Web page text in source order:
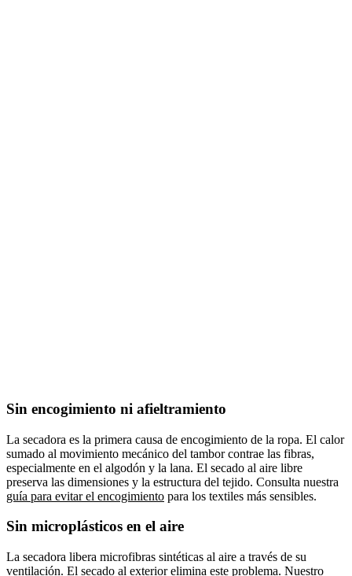
Sin encogimiento ni afieltramiento
La secadora es la primera causa de encogimiento de la ropa. El calor
sumado al movimiento mecánico del tambor contrae las fibras,
especialmente en el algodón y la lana. El secado al aire libre
preserva las dimensiones y la estructura del tejido. Consulta nuestra
guía para evitar el encogimiento para los textiles más sensibles.
Sin microplásticos en el aire
La secadora libera microfibras sintéticas al aire a través de su
ventilación. El secado al exterior elimina este problema. Nuestro